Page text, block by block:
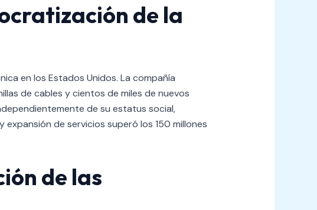
de la
en los Estados Unidos. La compañía
de cables y cientos de miles de nuevos
de su estatus social,
de servicios superó los 150 millones
de las